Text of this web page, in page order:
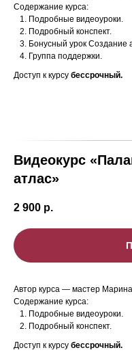
Содержание курса:
Подробные видеоуроки.
Подробный конспект.
Бонусный урок Создание
Группа поддержки.
Доступ к курсу бессрочный.
Видеокурс
атлас»
2 900 р.
Автор курса — мастер
Содержание курса:
Подробные видеоуроки.
Подробный конспект.
Доступ к курсу бессрочный.